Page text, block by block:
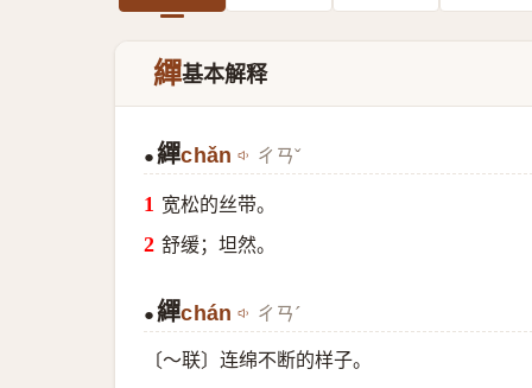
繟基本解释
● 繟chǎn ㄔㄢˇ
宽松的丝带。
舒缓；坦然。
● 繟chán ㄔㄢˊ
〔～联〕连绵不断的样子。